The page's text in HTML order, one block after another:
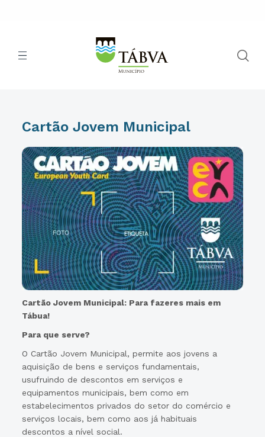
Cartão Jovem Municipal
Cartão Jovem Municipal: Para fazeres mais em
Tábua!
Para que serve?
O Cartão Jovem Municipal, permite aos jovens a
aquisição de bens e serviços fundamentais,
usufruindo de descontos em serviços e
equipamentos municipais, bem como em
estabelecimentos privados do setor do comércio e
serviços locais, bem como aos já habituais
descontos a nível social.